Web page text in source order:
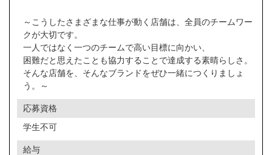
～こうしたさまざまな仕事が動く店舗は、全員のチームワー
クが大切です。
一人ではなく一つのチームで高い目標に向かい、
困難だと思えたことも協力することで達成する素晴らしさ。
そんな店舗を、そんなブランドをぜひ一緒につくりましょ
う。～
応募資格
学生不可
給与